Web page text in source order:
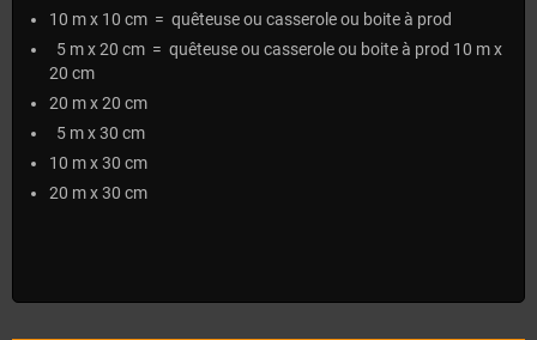
10 m x 10 cm = quêteuse ou casserole ou boite à prod
5 m x 20 cm = quêteuse ou casserole ou boite à prod 10 m x
20 cm
20 m x 20 cm
5 m x 30 cm
10 m x 30 cm
20 m x 30 cm